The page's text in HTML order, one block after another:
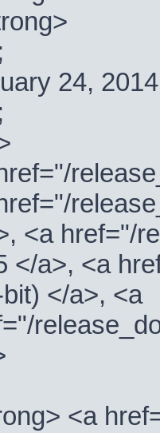
24, 2014
<a href="/
</a>, <a
</a>, <a
<a